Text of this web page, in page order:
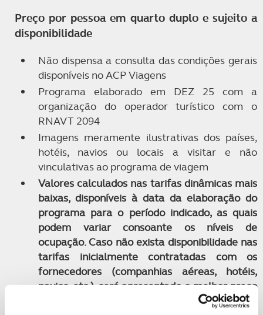
Preço por pessoa em quarto duplo e sujeito a
disponibilidade
Não dispensa a consulta das condições gerais
disponíveis no ACP Viagens
Programa elaborado em DEZ 25 com a
organização do operador turístico com o
RNAVT 2094
Imagens meramente ilustrativas dos países,
hotéis, navios ou locais a visitar e não
vinculativas ao programa de viagem
Valores calculados nas tarifas dinâmicas mais
baixas, disponíveis à data da elaboração do
programa para o período indicado, as quais
podem variar consoante os níveis de
ocupação. Caso não exista disponibilidade nas
tarifas inicialmente contratadas com os
fornecedores (companhias aéreas, hotéis,
navios, etc.), será apresentado o melhor preço
disponível no momento da consulta e/ou